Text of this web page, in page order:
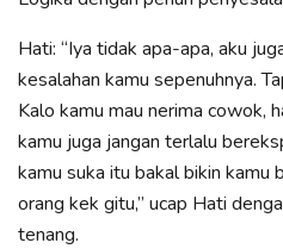
Hati: “Iya tidak apa-apa, aku
kesalahan kamu sepenuhnya.
Kalo kamu mau nerima cowok,
kamu juga jangan terlalu
kamu suka itu bakal bikin kamu
orang kek gitu,” ucap Hati
tenang.